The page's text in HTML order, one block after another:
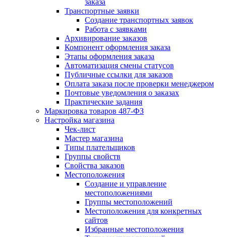
заказа
Транспортные заявки
Создание транспортных заявок
Работа с заявками
Архивирование заказов
Компонент оформления заказа
Этапы оформления заказа
Автоматизация смены статусов
Публичные ссылки для заказов
Оплата заказа после проверки менеджером
Почтовые уведомления о заказах
Практические задания
Маркировка товаров 487-ФЗ
Настройка магазина
Чек-лист
Мастер магазина
Типы плательщиков
Группы свойств
Свойства заказов
Местоположения
Создание и управление
местоположениями
Группы местоположений
Местоположения для конкретных
сайтов
Избранные местоположения